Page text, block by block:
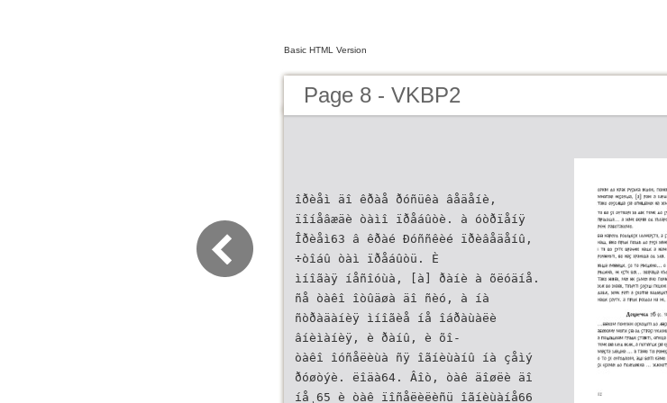
Basic HTML Version
Page 8 - VKBP2
îðèåì äî êðàå ðóñüêà âåäåíè,
ïîíåâæäè òàìî ïðåáûòè. à óòðïåíÿ
Îðèåì63 â êðàé Ðóññêèé ïðèâåäåíû,
÷òîáû òàì ïðåáûòü. È
ìíîãàÿ íåñîóùà, [à] ðàíè à õëóäíå.
ñå òàêî îòûäøà äî ñèó, à íà
ñòðàäàíèÿ ìíîãèå íå îáðàùàëè
âíèìàíèÿ, è ðàíû, è õî-
òàêî îóñåëèùà ñÿ îãíèùàíû íà çåìý
ðóøòýè. ëîäà64. Âîò, òàê äîøëè äî
íå¸65 è òàê ïîñåëèëèñü îãíèùàíå66